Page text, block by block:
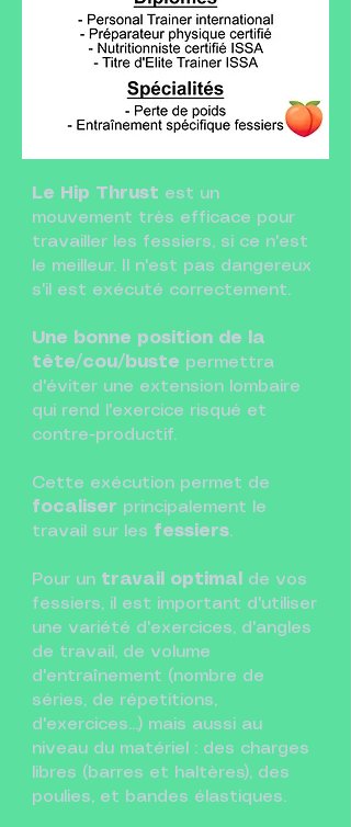
Le Hip Thrust est un
mouvement très efficace pour
travailler les fessiers, si ce n'est
le meilleur. Il n'est pas dangereux
s'il est exécuté correctement.
Une bonne position de la
tête/cou/buste permettra
d'éviter une extension lombaire
qui rend l'exercice risqué et
contre-productif.
Cette exécution permet de
focaliser principalement le
travail sur les fessiers.
Pour un travail optimal
de vos
fessiers, il est important d'utiliser
une variété d'exercices, d'angles
de travail, de volume
d'entraînement (nombre de
séries, de répetitions,
d'exercices...) mais aussi au
niveau du matériel : des charges
libres (barres et haltères), des
poulies, et bandes élastiques.